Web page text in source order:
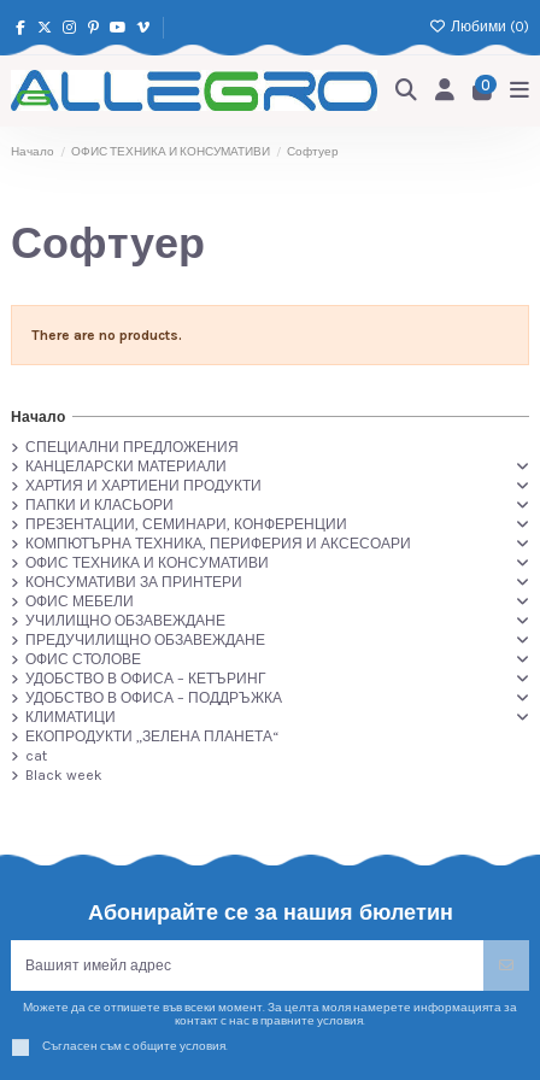
Любими (0)
0
Начало ОФИС ТЕХНИКА И КОНСУМАТИВИ Софтуер
Софтуер
There are no products.
Начало
СПЕЦИАЛНИ ПРЕДЛОЖЕНИЯ
КАНЦЕЛАРСКИ МАТЕРИАЛИ
ХАРТИЯ И ХАРТИЕНИ ПРОДУКТИ
ПАПКИ И КЛАСЬОРИ
ПРЕЗЕНТАЦИИ, СЕМИНАРИ, КОНФЕРЕНЦИИ
КОМПЮТЪРНА ТЕХНИКА, ПЕРИФЕРИЯ И АКСЕСОАРИ
ОФИС ТЕХНИКА И КОНСУМАТИВИ
КОНСУМАТИВИ ЗА ПРИНТЕРИ
ОФИС МЕБЕЛИ
УЧИЛИЩНО ОБЗАВЕЖДАНЕ
ПРЕДУЧИЛИЩНО ОБЗАВЕЖДАНЕ
ОФИС СТОЛОВЕ
УДОБСТВО В ОФИСА – КЕТЪРИНГ
УДОБСТВО В ОФИСА – ПОДДРЪЖКА
КЛИМАТИЦИ
ЕКОПРОДУКТИ „ЗЕЛЕНА ПЛАНЕТА“
cat
Black week
Абонирайте се за нашия бюлетин
Можете да се отпишете във всеки момент. За целта моля намерете информацията за
контакт с нас в правните условия.
Съгласен съм с общите условия.